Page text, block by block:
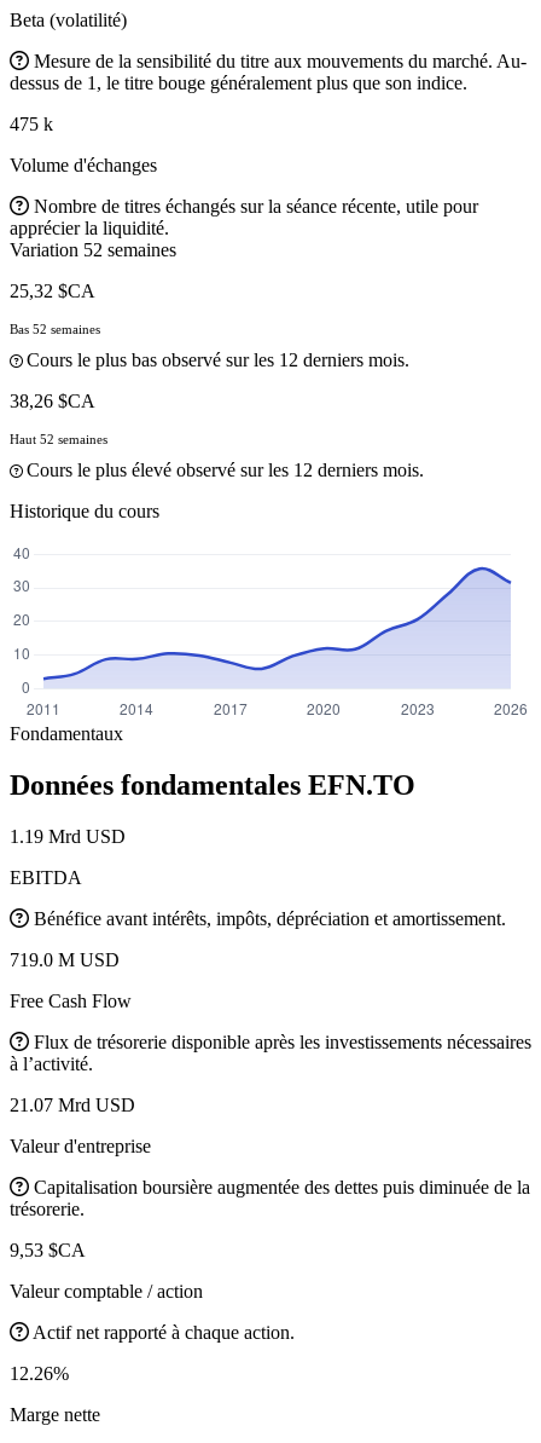
Beta (volatilité)
Mesure de la sensibilité du titre aux mouvements du marché. Au-
dessus de 1, le titre bouge généralement plus que son indice.
475 k
Volume d'échanges
Nombre de titres échangés sur la séance récente, utile pour
apprécier la liquidité.
Variation 52 semaines
25,32 $CA
Bas 52 semaines
Cours le plus bas observé sur les 12 derniers mois.
38,26 $CA
Haut 52 semaines
Cours le plus élevé observé sur les 12 derniers mois.
Historique du cours
Fondamentaux
Données fondamentales EFN.TO
1.19 Mrd USD
EBITDA
Bénéfice avant intérêts, impôts, dépréciation et amortissement.
719.0 M USD
Free Cash Flow
Flux de trésorerie disponible après les investissements nécessaires
à l’activité.
21.07 Mrd USD
Valeur d'entreprise
Capitalisation boursière augmentée des dettes puis diminuée de la
trésorerie.
9,53 $CA
Valeur comptable / action
Actif net rapporté à chaque action.
12.26%
Marge nette